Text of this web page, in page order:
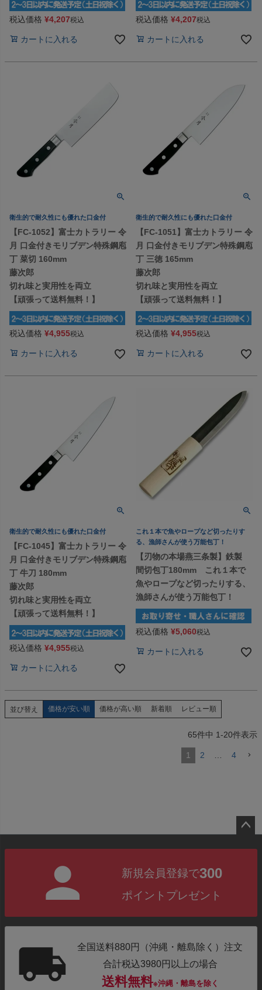
税込価格 ¥4,207税込
カートに入れる
税込価格 ¥4,207税込
カートに入れる
衛生的で耐久性にも優れた口金付
【FC-1052】富士カトラリー 令
月 口金付きモリブデン特殊鋼庖
丁 菜切 160mm
藤次郎
切れ味と実用性を両立
【頑張って送料無料！】
税込価格 ¥4,955税込
カートに入れる
衛生的で耐久性にも優れた口金付
【FC-1051】富士カトラリー 令
月 口金付きモリブデン特殊鋼庖
丁 三徳 165mm
藤次郎
切れ味と実用性を両立
【頑張って送料無料！】
税込価格 ¥4,955税込
カートに入れる
衛生的で耐久性にも優れた口金付
【FC-1045】富士カトラリー 令
月 口金付きモリブデン特殊鋼庖
丁 牛刀 180mm
藤次郎
切れ味と実用性を両立
【頑張って送料無料！】
税込価格 ¥4,955税込
カートに入れる
これ１本で魚やロープなど切ったりす
る、漁師さんが使う万能包丁！
【刃物の本場燕三条製】鉄製
間切包丁180mm これ１本で
魚やロープなど切ったりする、
漁師さんが使う万能包丁！
税込価格 ¥5,060税込
カートに入れる
並び替え 価格が安い順 価格が高い順 新着順 レビュー順
65件中 1-20件表示
1 2 4
新規会員登録で300
ポイントプレゼント
全国送料880円（沖縄・離島除く）注文
合計税込3980円以上の場合
送料無料※沖縄・離島を除く